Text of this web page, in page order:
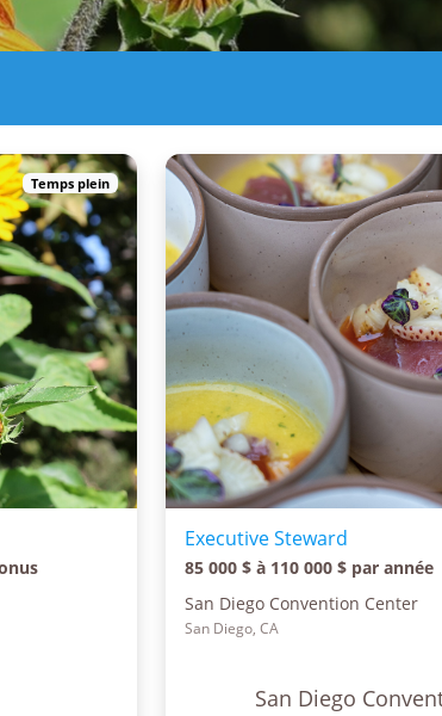
Temps plein
Executive Steward
85 000 $ à 110 000 $ par année
San Diego Convention Center
San Diego, CA
San Diego